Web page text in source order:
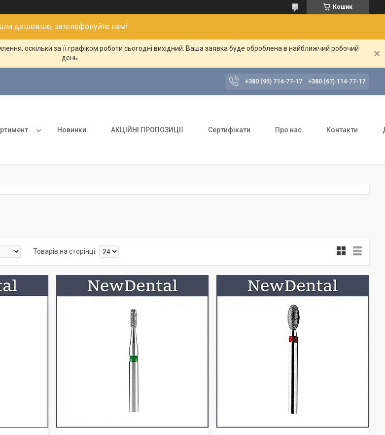
Кошик
дешевше, зателефонуйте нам!
оскільки за її графіком роботи сьогодні вихідний. Ваша заявка буде оброблена в найближчий робочий
день
+380 (95) 714-77-17 +380 (67) 114-77-17
Новинки АКЦІЙНІ ПРОПОЗИЦІЇ Сертифікати Про нас Контакти